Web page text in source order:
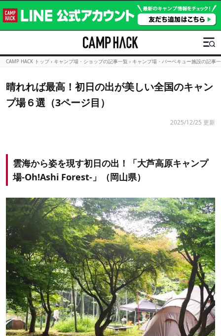
CAMP HACK トップ › キャンプ場・ショップの記事一覧 › キャンプ場・バーベキュー施設の記事
晴れれば最高！初日の出が美しい全国のキャン
プ場６選（3ページ目）
2025/12/25 更新
雲海から姿を現す初日の出！「大芦高原キャンプ
場-Oh!Ashi Forest-」（岡山県）